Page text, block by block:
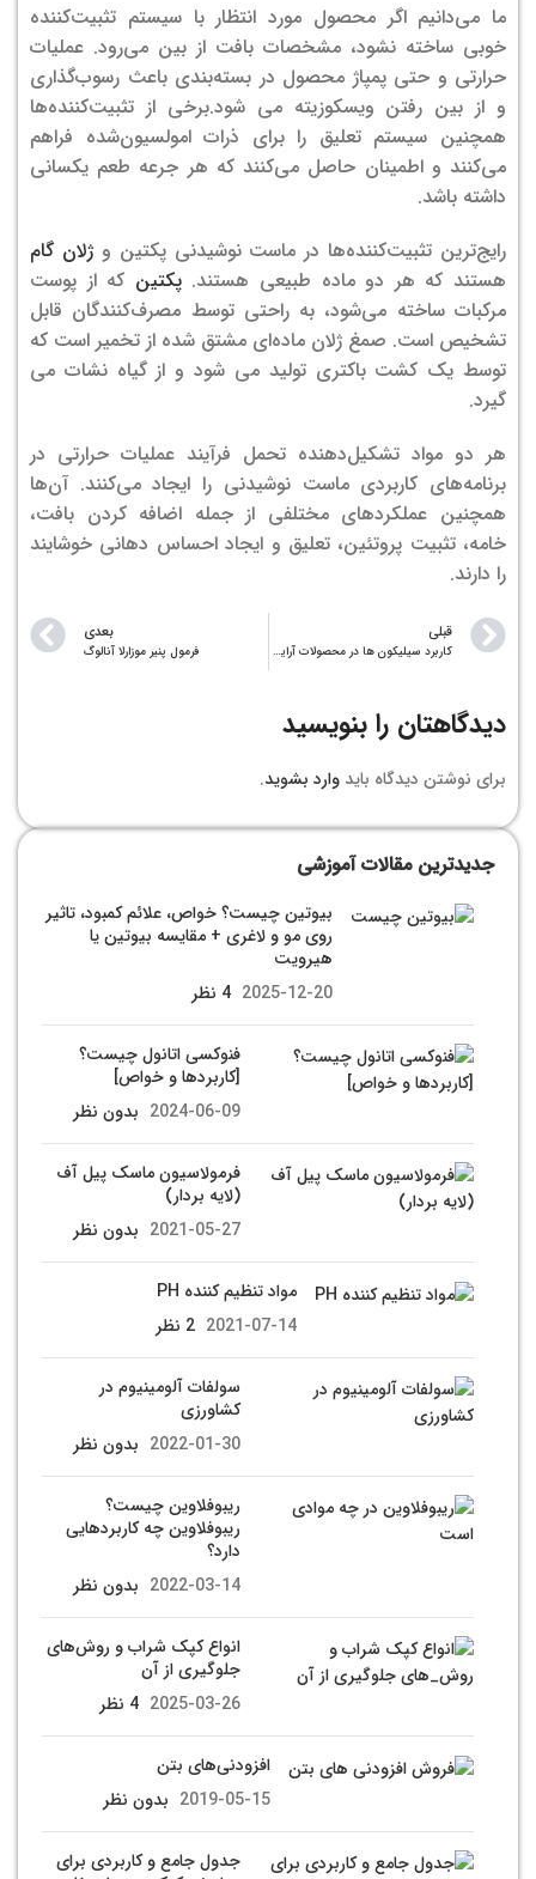
ما می‌دانیم اگر محصول مورد انتظار با سیستم تثبیت‌کننده
خوبی ساخته نشود، مشخصات بافت از بین می‌رود. عملیات
حرارتی و حتی پمپاژ محصول در بسته‌بندی باعث رسوب‌گذاری
و از بین رفتن ویسکوزیته می شود.برخی از تثبیت‌کننده‌ها
همچنین سیستم تعلیق را برای ذرات امولسیون‌شده فراهم
می‌کنند و اطمینان حاصل می‌کنند که هر جرعه طعم یکسانی
داشته باشد.
رایج‌ترین تثبیت‌کننده‌ها در ماست نوشیدنی پکتین وژلان گام
هستند که هر دو ماده طبیعی هستند.پکتین که از پوست
مرکبات ساخته می‌شود، به راحتی توسط مصرف‌کنندگان قابل
تشخیص است. صمغ ژلان ماده‌ای مشتق شده از تخمیر است که
توسط یک کشت باکتری تولید می شود و از گیاه نشات می
گیرد.
هر دو مواد تشکیل‌دهنده تحمل فرآیند عملیات حرارتی در
برنامه‌های کاربردی ماست نوشیدنی را ایجاد می‌کنند. آن‌ها
همچنین عملکردهای مختلفی از جمله اضافه کردن بافت،
خامه، تثبیت پروتئین، تعلیق و ایجاد احساس دهانی خوشایند
را دارند.
قبلی
کاربرد سیلیکون ها در محصولات آرایشی
بعدی
فرمول پنیر موزارلا آنالوگ
دیدگاهتان را بنویسید
برای نوشتن دیدگاه باید وارد بشوید.
جدیدترین مقالات آموزشی
بیوتین چیست؟ خواص، علائم کمبود، تاثیر
روی مو و لاغری + مقایسه بیوتین یا
هیرویت
2025-12-20 4 نظر
فنوکسی اتانول چیست؟
[کاربردها و خواص]
2024-06-09 بدون نظر
فرمولاسیون ماسک پیل آف
(لایه بردار)
2021-05-27 بدون نظر
مواد تنظیم کننده PH
2021-07-14 2 نظر
سولفات آلومینیوم در
کشاورزی
2022-01-30 بدون نظر
ریبوفلاوین چیست؟
ریبوفلاوین چه کاربردهایی
دارد؟
2022-03-14 بدون نظر
انواع کپک شراب و روش‌های
جلوگیری از آن
2025-03-26 4 نظر
افزودنی‌های بتن
2019-05-15 بدون نظر
جدول جامع و کاربردی برای